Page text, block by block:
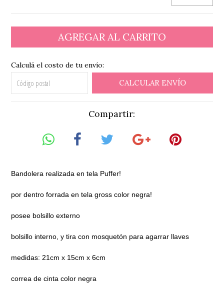
Calculá el costo de tu envío:
CALCULAR ENVÍO
Compartir:
Bandolera realizada en tela Puffer!
por dentro forrada en tela gross color negra!
posee bolsillo externo
bolsillo interno, y tira con mosquetón para agarrar llaves
medidas: 21cm x 15cm x 6cm
correa de cinta color negra